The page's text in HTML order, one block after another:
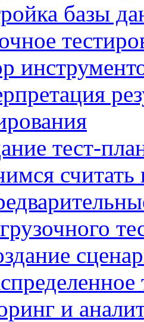
базы
тест-
считать
и